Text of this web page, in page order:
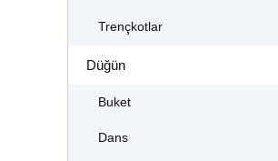
Trençkotlar
Düğün
Buket
Dans